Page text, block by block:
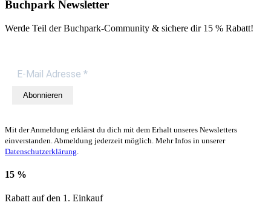
Buchpark Newsletter
Werde Teil der Buchpark-Community & sichere dir 15 % Rabatt!
Abonnieren
Mit der Anmeldung erklärst du dich mit dem Erhalt unseres Newsletters
einverstanden. Abmeldung jederzeit möglich. Mehr Infos in unserer
Datenschutzerklärung
15 %
Rabatt auf den 1. Einkauf